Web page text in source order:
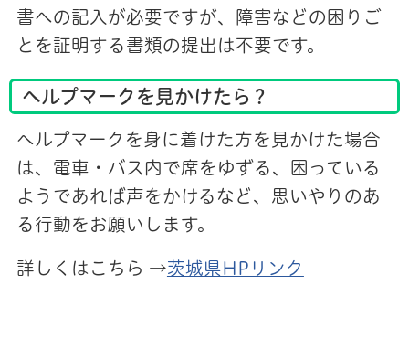
書への記入が必要ですが、障害などの困りご
とを証明する書類の提出は不要です。
ヘルプマークを見かけたら？
ヘルプマークを身に着けた方を見かけた場合
は、電車・バス内で席をゆずる、困っている
ようであれば声をかけるなど、思いやりのあ
る行動をお願いします。
詳しくはこちら →茨城県HPリンク